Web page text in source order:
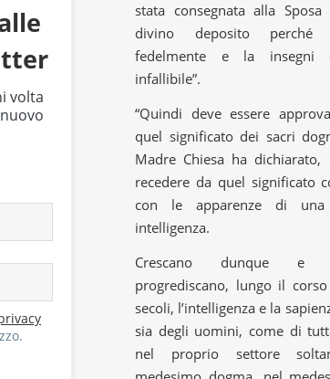
volta
stata consegnata alla
divino deposito perché
fedelmente e la insegni
infallibile”.
“Quindi deve essere
quel significato dei sacri
Madre Chiesa ha
recedere da quel significato
con le apparenze di
intelligenza.
Crescano dunque e
progrediscano, lungo il
secoli, l’intelligenza e la
sia degli uomini, come di
nel proprio settore